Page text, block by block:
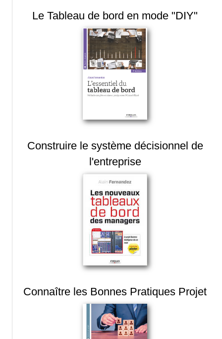
Le Tableau de bord en mode "DIY"
Construire le système décisionnel de
l'entreprise
Connaître les Bonnes Pratiques Projet